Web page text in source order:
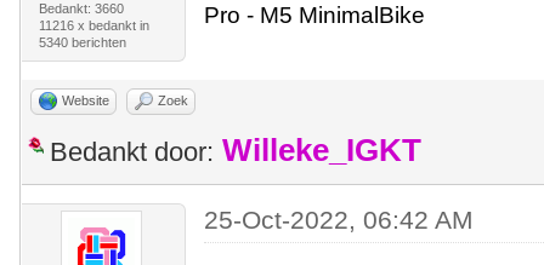
Bedankt: 3660
11216 x bedankt in
5340 berichten
Pro - M5 MinimalBike
Website Zoek
Bedankt door: Willeke_IGKT
25-Oct-2022, 06:42 AM